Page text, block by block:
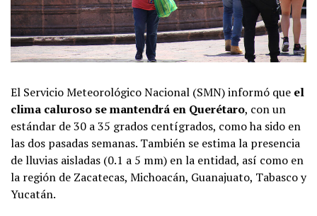
El Servicio Meteorológico Nacional (SMN) informó que el
clima caluroso se mantendrá en Querétaro, con un
estándar de 30 a 35 grados centígrados, como ha sido en
las dos pasadas semanas. También se estima la presencia
de lluvias aisladas (0.1 a 5 mm) en la entidad, así como en
la región de Zacatecas, Michoacán, Guanajuato, Tabasco y
Yucatán.